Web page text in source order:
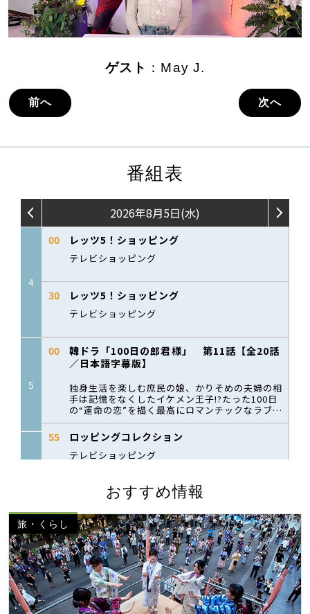
ゲスト ：May J.
前へ 次へ
番組表
おすすめ情報
旅・くらし